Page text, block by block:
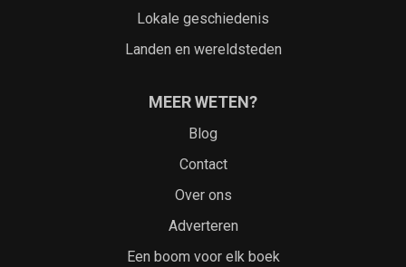
Lokale geschiedenis
Landen en wereldsteden
MEER WETEN?
Blog
Contact
Over ons
Adverteren
Een boom voor elk boek